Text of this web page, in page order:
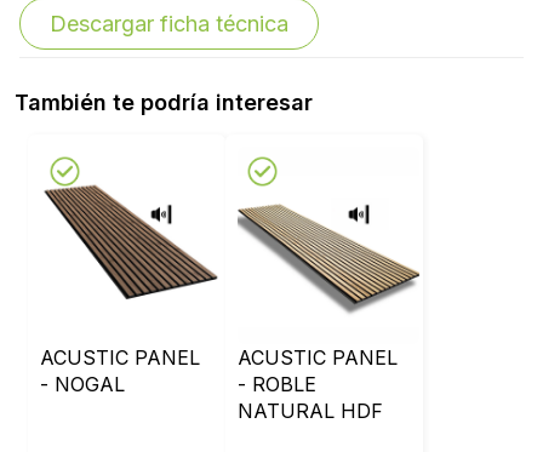
Descargar ficha técnica
También te podría interesar
ACUSTIC PANEL
- NOGAL
ACUSTIC PANEL
- ROBLE
NATURAL HDF